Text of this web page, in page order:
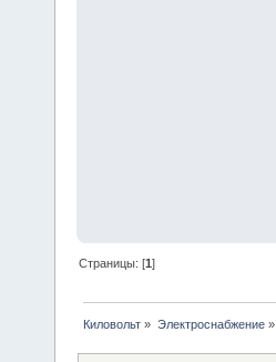
Страницы: [1]
Киловольт » Электроснабжение»